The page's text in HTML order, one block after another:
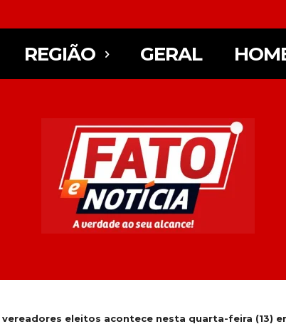
REGIÃO GERAL
eleitos acontece nesta quarta-feira (13)